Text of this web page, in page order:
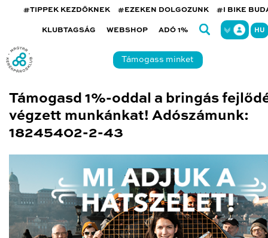
#TIPPEK KEZDŐKNEK #EZEKEN DOLGOZUNK #I BIKE
KLUBTAGSÁG WEBSHOP ADÓ 1% HU
Támogass minket
Támogasd 1%-oddal a bringás
végzett munkánkat! Adószámunk:
18245402-2-43